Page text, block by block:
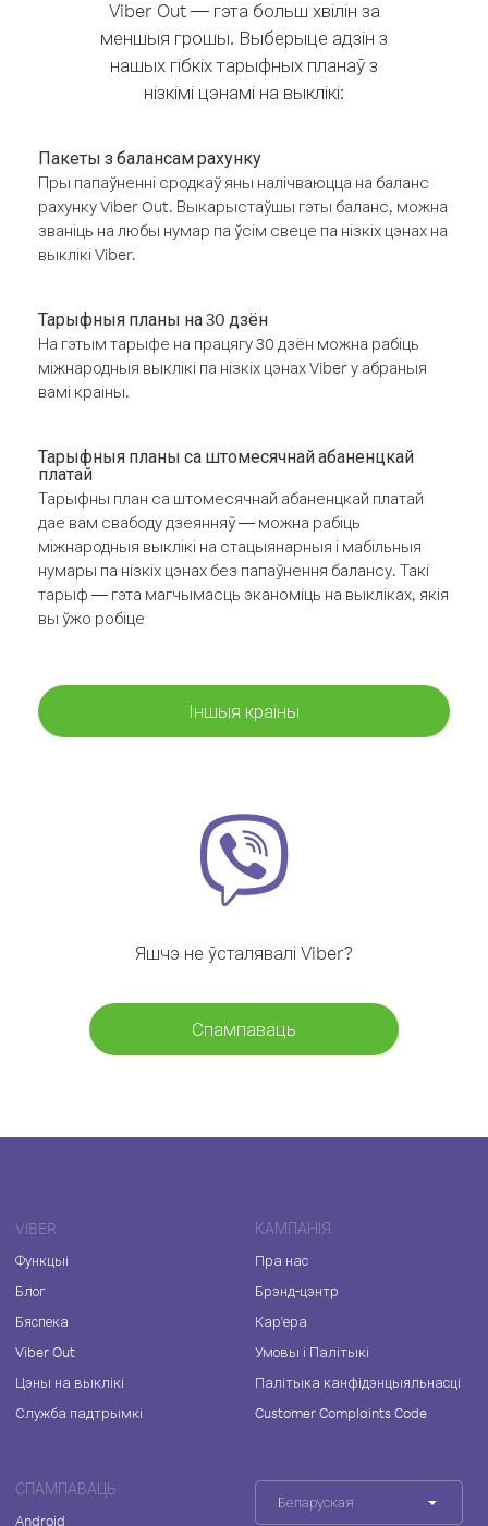
Viber Out — гэта больш хвілін за
меншыя грошы. Выберыце адзін з
нашых гібкіх тарыфных планаў з
нізкімі цэнамі на выклікі:
Пакеты з балансам рахунку
Пры папаўненні сродкаў яны налічваюцца на баланс
рахунку Viber Out. Выкарыстаўшы гэты баланс, можна
званіць на любы нумар па ўсім свеце па нізкіх цэнах на
выклікі Viber.
Тарыфныя планы на 30 дзён
На гэтым тарыфе на працягу 30 дзён можна рабіць
міжнародныя выклікі па нізкіх цэнах Viber у абраныя
вамі краіны.
Тарыфныя планы са штомесячнай абаненцкай
платай
Тарыфны план са штомесячнай абаненцкай платай
дае вам свабоду дзеянняў — можна рабіць
міжнародныя выклікі на стацыянарныя і мабільныя
нумары па нізкіх цэнах без папаўнення балансу. Такі
тарыф — гэта магчымасць эканоміць на выкліках, якія
вы ўжо робіце
Іншыя краіны
Яшчэ не ўсталявалі Viber?
Спампаваць
VIBER
Функцыі
Блог
Бяспека
Viber Out
Цэны на выклікі
Служба падтрымкі
КАМПАНІЯ
Пра нас
Брэнд-цэнтр
Кар'ера
Умовы і Палітыкі
Палітыка канфідэнцыяльнасці
Customer Complaints Code
СПАМПАВАЦЬ
Android
Беларуская